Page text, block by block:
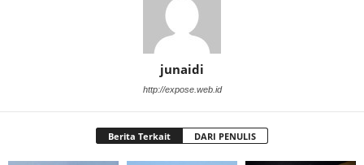
junaidi
http://expose.web.id
Berita Terkait DARI PENULIS